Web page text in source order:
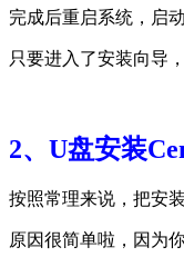
完成后重启系统，启
只要进入了安装向导
2、U盘安装
按照常理来说，把安
原因很简单啦，因为